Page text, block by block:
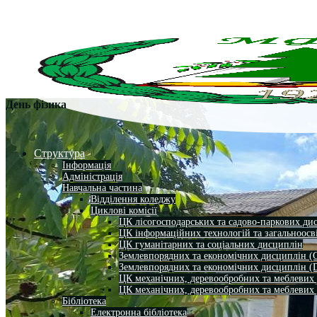
Структура
Інформація
Адміністрація
Навчальна частина
Відділення коледжу
Циклові комісії
ЦК лісогосподарських та садово-паркових
ЦК інформаційних технологій та
ЦК гуманітарних та соціальних дисциплін
Землевпорядних та економічних дисциплін
Землевпорядних та економічних дисциплін
ЦК механічних, деревообробних та
ЦК механічних, деревообробних та
Бібліотека
Електронна бібліотека
День фізика